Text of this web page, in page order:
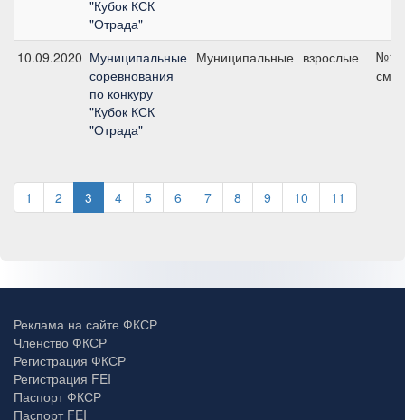
"Кубок КСК
"Отрада"
10.09.2020 Муниципальные
соревнования
по конкуру
"Кубок КСК
"Отрада"
Муниципальные взрослые
см
1 2 3 4 5 6 7 8 9 10 11
Реклама на сайте ФКСР
Членство ФКСР
Регистрация ФКСР
Регистрация FEI
Паспорт ФКСР
Паспорт FEI